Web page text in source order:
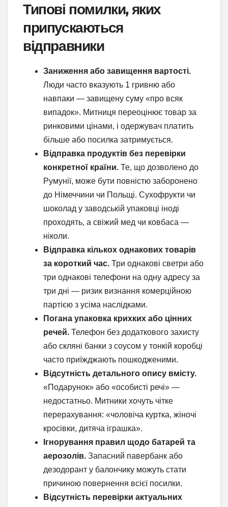
Типові помилки, яких
припускаються
відправники
Заниження або завищення вартості.
Люди часто вказують 1 гривню або
навпаки — завищену суму «про всяк
випадок». Митниця переоцінює товар за
ринковими цінами, і одержувач платить
більше або посилка затримується.
Відправка продуктів без перевірки
конкретної країни. Те, що дозволено до
Румунії, може бути повністю заборонено
до Німеччини чи Польщі. Сухофрукти чи
шоколад у заводській упаковці іноді
проходять, а свіжий мед чи ковбаса —
ніколи.
Відправка кількох однакових товарів
за короткий час. Три однакові светри або
три однакові телефони на одну адресу за
три дні — ризик визнання комерційною
партією з усіма наслідками.
Погана упаковка крихких або цінних
речей. Телефон без додаткового захисту
або скляні банки з соусом у тонкій коробці
часто приїжджають пошкодженими.
Відсутність детального опису вмісту.
«Подарунок» або «особисті речі» —
недостатньо. Митники хочуть чітке
перерахування: «чоловіча куртка, жіночі
кросівки, дитяча іграшка».
Ігнорування правил щодо батарей та
аерозолів. Запасний павербанк або
дезодорант у балончику можуть стати
причиною повернення всієї посилки.
Відсутність перевірки актуальних